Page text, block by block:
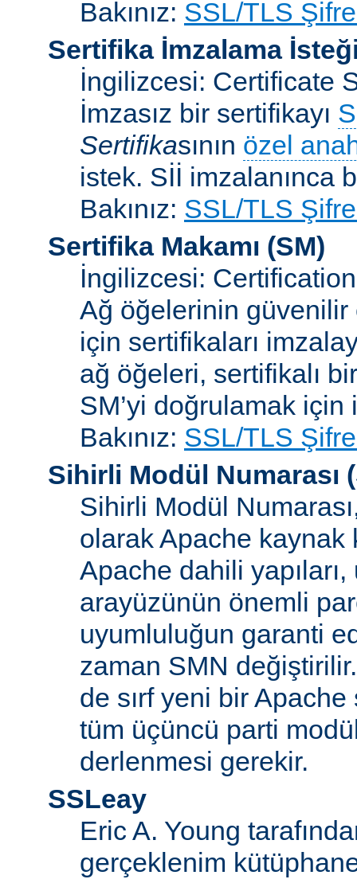
Bakınız: SSL/TLS
Sertifika İmzalama
İngilizcesi: Certificate
İmzasız bir sertifikayı
Sertifikasının özel
istek. Sİİ imzalanınca
Bakınız: SSL/TLS
Sertifika Makamı (SM)
İngilizcesi:
Ağ öğelerinin güvenilir
için sertifikaları
ağ öğeleri, sertifikalı
SM’yi doğrulamak için
Bakınız: SSL/TLS
Sihirli Modül Numarası (
Sihirli Modül
olarak Apache kaynak
Apache dahili
arayüzünün önemli
uyumluluğun garanti
zaman SMN
de sırf yeni bir
tüm üçüncü parti
derlenmesi gerekir.
SSLeay
Eric A. Young
gerçeklenim